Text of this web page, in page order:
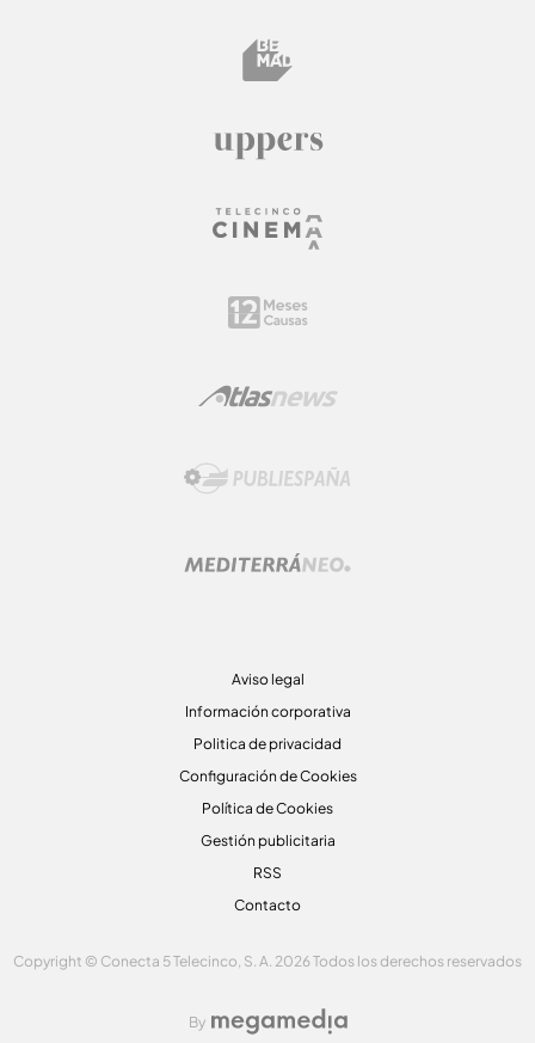
Aviso legal
Información corporativa
Politica de privacidad
Configuración de Cookies
Política de Cookies
Gestión publicitaria
RSS
Contacto
Copyright © Conecta 5 Telecinco, S. A. 2026 Todos los derechos reservados
By